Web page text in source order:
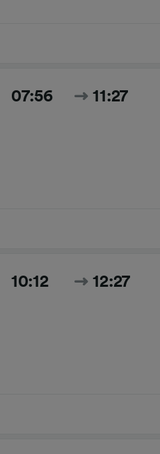
07:56 11:27
10:12 12:27